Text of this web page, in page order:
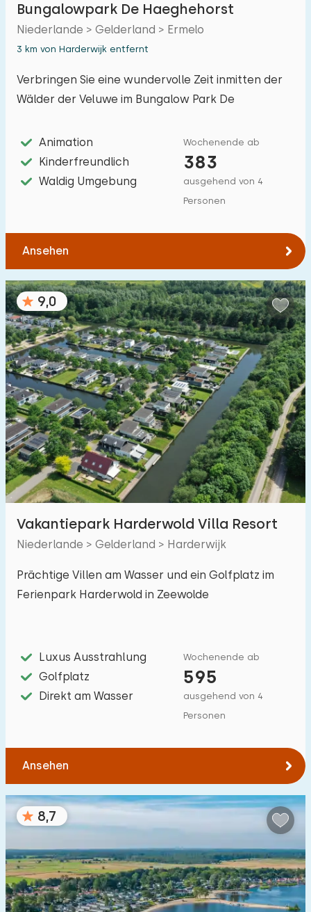
Unterkunft
Im Ferienpark
Ferienbauernhof
Hausboot
Kinderfreundlich
Kindermöbel 2
Eingezäunter Garten 3
Spielgeräte im Garten 2
Hallenbad 2
Freibad 4
Kinderanimation
Kindereinrichtungen im Park 5
Zugänglichkeit
Eingeschränkte Mobilität
Rollstuhlgerecht
Bungalowpark De Haeghehorst
Niederlande > Gelderland > Ermelo
3 km von Harderwijk entfernt
Verbringen Sie eine wundervolle Zeit inmitten der
Wälder der Veluwe im Bungalow Park De
Animation
Kinderfreundlich
Waldig Umgebung
Wochenende ab
383
ausgehend von 4
Personen
Ansehen
9,0
Vakantiepark Harderwold Villa Resort
Niederlande > Gelderland > Harderwijk
Prächtige Villen am Wasser und ein Golfplatz im
Ferienpark Harderwold in Zeewolde
Luxus Ausstrahlung
Golfplatz
Direkt am Wasser
Wochenende ab
595
ausgehend von 4
Personen
Ansehen
8,7